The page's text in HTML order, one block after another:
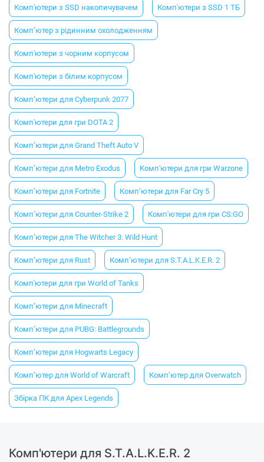
Комп'ютери з SSD накопичувачем Комп'ютери з SSD 1 ТБ
Комп’ютер з рідинним охолодженням
Комп'ютери з чорним корпусом
Комп'ютери з білим корпусом
Комп’ютери для Cyberpunk 2077
Комп'ютери для гри DOTA 2
Комп’ютери для Grand Theft Auto V
Комп’ютери для Metro Exodus Комп'ютери для гри Warzone
Комп’ютери для Fortnite Комп’ютери для Far Cry 5
Комп’ютери для Counter-Strike 2 Комп'ютери для гри CS:GO
Комп’ютери для The Witcher 3: Wild Hunt
Комп’ютери для Rust Комп’ютери для S.T.A.L.K.E.R. 2
Комп'ютери для гри World of Tanks
Комп’ютери для Minecraft
Комп’ютери для PUBG: Battlegrounds
Комп’ютери для Hogwarts Legacy
Комп’ютер для World of Warcraft Комп’ютер для Overwatch
Збірка ПК для Apex Legends
Комп'ютери для S.T.A.L.K.E.R. 2